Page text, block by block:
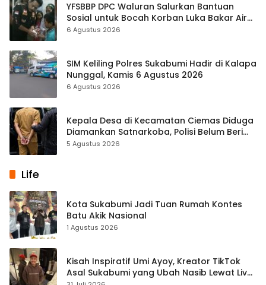
YFSBBP DPC Waluran Salurkan Bantuan
Sosial untuk Bocah Korban Luka Bakar Air
Panas
6 Agustus 2026
SIM Keliling Polres Sukabumi Hadir di Kalapa
Nunggal, Kamis 6 Agustus 2026
6 Agustus 2026
Kepala Desa di Kecamatan Ciemas Diduga
Diamankan Satnarkoba, Polisi Belum Beri
Penjelasan Resmi
5 Agustus 2026
Life
Kota Sukabumi Jadi Tuan Rumah Kontes
Batu Akik Nasional
1 Agustus 2026
Kisah Inspiratif Umi Ayoy, Kreator TikTok
Asal Sukabumi yang Ubah Nasib Lewat Live